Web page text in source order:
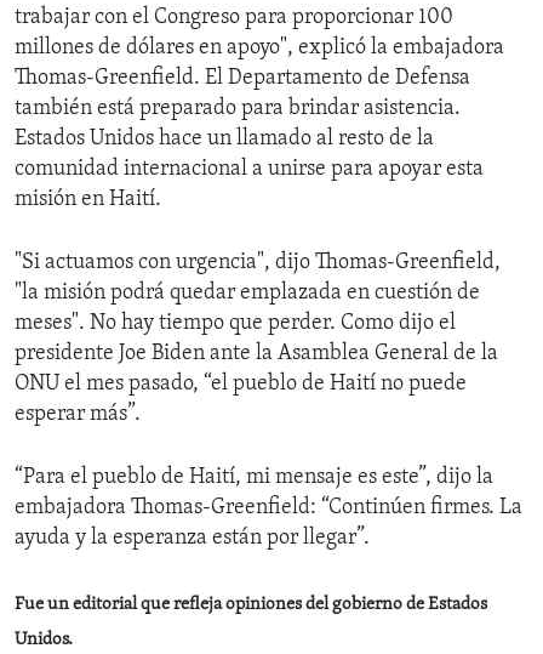
trabajar con el Congreso para proporcionar 100
millones de dólares en apoyo", explicó la embajadora
Thomas-Greenfield. El Departamento de Defensa
también está preparado para brindar asistencia.
Estados Unidos hace un llamado al resto de la
comunidad internacional a unirse para apoyar esta
misión en Haití.
"Si actuamos con urgencia", dijo Thomas-Greenfield,
"la misión podrá quedar emplazada en cuestión de
meses". No hay tiempo que perder. Como dijo el
presidente Joe Biden ante la Asamblea General de la
ONU el mes pasado, “el pueblo de Haití no puede
esperar más”.
“Para el pueblo de Haití, mi mensaje es este”, dijo la
embajadora Thomas-Greenfield: “Continúen firmes. La
ayuda y la esperanza están por llegar”.
Fue un editorial que refleja opiniones del gobierno de Estados
Unidos.